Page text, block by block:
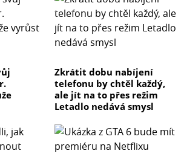
Zkrátit dobu nabíjení
telefonu by chtěl každý,
ale jít na to přes režim
Letadlo nedává smysl